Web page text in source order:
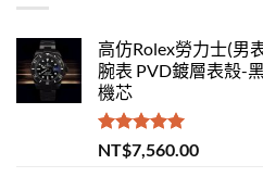
高仿Rolex勞力士(男
腕表 PVD鍍層表殼-
機芯
評分 5.00
滿分 5
NT$7,560.00